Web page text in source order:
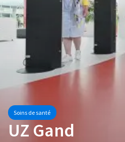
Soins de santé
UZ Gand